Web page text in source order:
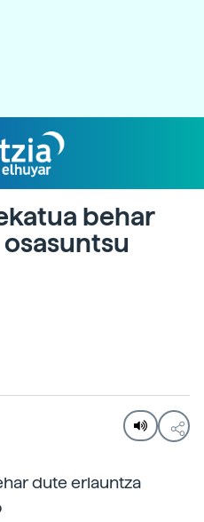
behar
dute erlauntza